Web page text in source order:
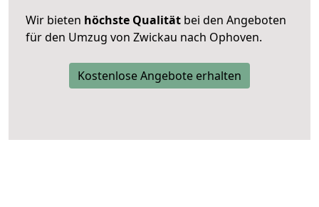
Wir bieten höchste Qualität bei den Angeboten
für den Umzug von Zwickau nach Ophoven.
Kostenlose Angebote erhalten